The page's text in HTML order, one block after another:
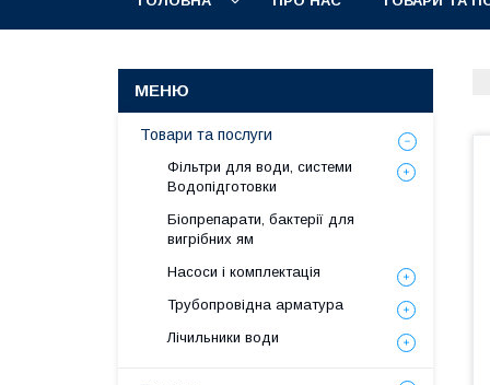
Товари та послуги
Фільтри для води, системи
Водопідготовки
Біопрепарати, бактерії для
вигрібних ям
Насоси і комплектація
Трубопровідна арматура
Лічильники води